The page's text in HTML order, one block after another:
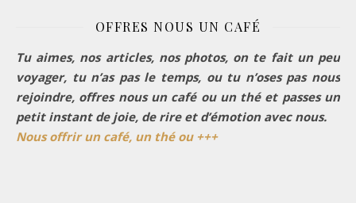
OFFRES NOUS UN CAFÉ
Tu aimes, nos articles, nos photos, on te fait un peu
voyager, tu n’as pas le temps, ou tu n’oses pas nous
rejoindre, offres nous un café ou un thé et passes un
petit instant de joie, de rire et d’émotion avec nous.
Nous offrir un café, un thé ou +++